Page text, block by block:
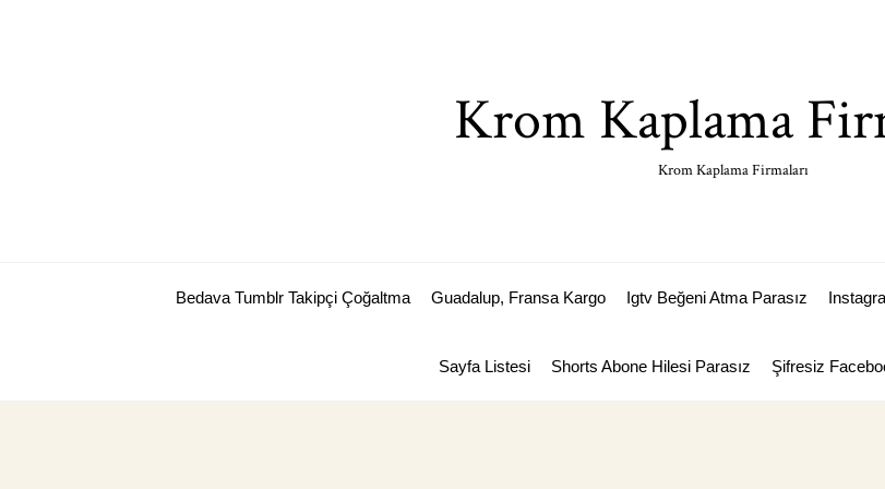
Krom Kaplama
Krom Kaplama Firmaları
Bedava Tumblr Takipçi Çoğaltma Guadalup, Fransa Kargo Igtv Beğeni Atma Parasız
Sayfa Listesi Shorts Abone Hilesi Parasız Şifresiz